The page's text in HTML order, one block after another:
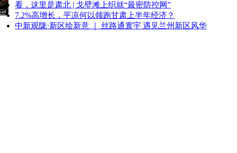
看，这里是肃北 | 戈壁滩上织就“最密防控网”
7.2%高增长，平凉何以领跑甘肃上半年经济？
中新观陇·新区绘新意 ｜ 丝路通寰宇 遇见兰州新区风华